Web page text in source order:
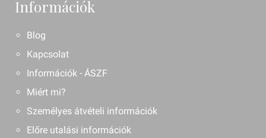
Információk
Blog
Kapcsolat
Információk - ÁSZF
Miért mi?
Személyes átvételi információk
Előre utalási információk